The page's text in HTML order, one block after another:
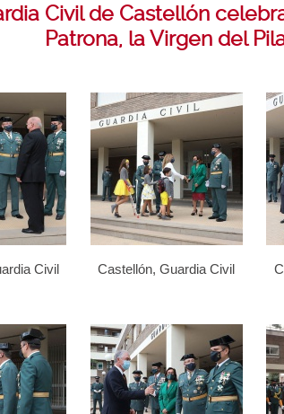
Civil de Castellón
Patrona, la Virgen del
Civil Castellón, Guardia Civil